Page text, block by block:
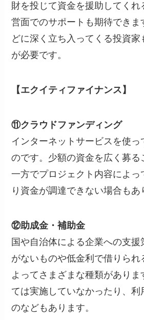
財を投じて資金を援助してくれ
営面でのサポートも期待できま
どに深く立ち入ってくる投資
が必要です。
【エクイティファイナンス】
⑪クラウドファンディング
インターネットサービスを使っ
のです。少額の資金を広く募る
一方でプロジェクト内容によっ
り資金が調達できない場合もあ
⑫助成金・補助金
国や自治体による企業への支援
がないものや低金利で借りられ
よってさまざまな種類がありま
ては実施していなかったり、利
のなどもあります。